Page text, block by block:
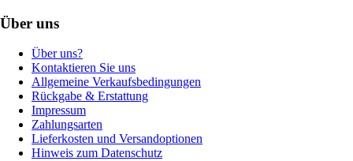
Über uns
Über uns?
Kontaktieren Sie uns
Allgemeine Verkaufsbedingungen
Rückgabe & Erstattung
Impressum
Zahlungsarten
Lieferkosten und Versandoptionen
Hinweis zum Datenschutz